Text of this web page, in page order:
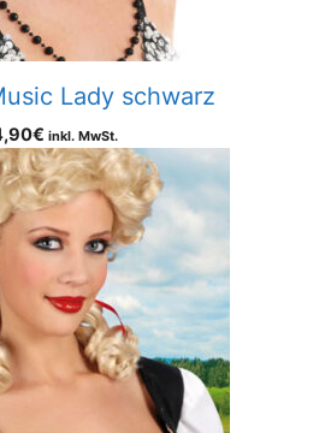
Lady schwarz
€ inkl. MwSt.